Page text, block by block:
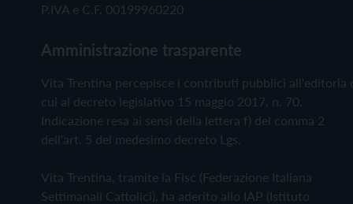
P.IVA e C.F. 00199960220
Amministrazione trasparente
Vita Trentina percepisce i contributi pubblici all'editoria
cui al decreto legislativo 15 maggio 2017, n. 70.
Indicazione resa ai sensi della lettera f) del comma 2
dell'art. 5 del medesimo decreto Lgs.
Vita Trentina, tramite la Fisc (Federazione Italiana
Settimanali Cattolici), ha aderito allo IAP (Istituto